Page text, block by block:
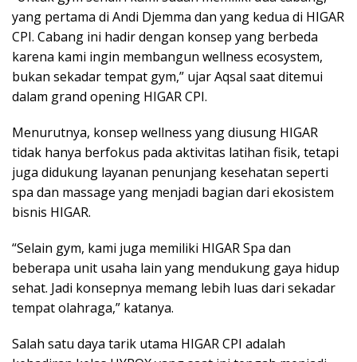
yang pertama di Andi Djemma dan yang kedua di HIGAR
CPI. Cabang ini hadir dengan konsep yang berbeda
karena kami ingin membangun wellness ecosystem,
bukan sekadar tempat gym,” ujar Aqsal saat ditemui
dalam grand opening HIGAR CPI.
Menurutnya, konsep wellness yang diusung HIGAR
tidak hanya berfokus pada aktivitas latihan fisik, tetapi
juga didukung layanan penunjang kesehatan seperti
spa dan massage yang menjadi bagian dari ekosistem
bisnis HIGAR.
“Selain gym, kami juga memiliki HIGAR Spa dan
beberapa unit usaha lain yang mendukung gaya hidup
sehat. Jadi konsepnya memang lebih luas dari sekadar
tempat olahraga,” katanya.
Salah satu daya tarik utama HIGAR CPI adalah